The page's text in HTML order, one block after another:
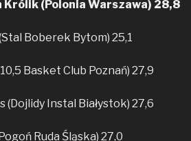
Królik (Polonia Warszawa) 28,8
Boberek Bytom) 25,1
Basket Club Poznań) 27,9
(Dojlidy Instal Białystok) 27,6
Ruda Śląska) 27,0